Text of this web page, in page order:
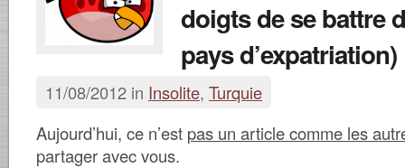
doigts de se battre
pays d’expatriation)
11/08/2012 in Insolite, Turquie
Aujourd’hui, ce n’est pas un article comme les
partager avec vous.